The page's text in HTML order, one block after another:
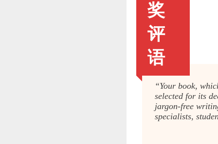
奖
评
语
“Your book,
selected for its
jargon-free
specialists,